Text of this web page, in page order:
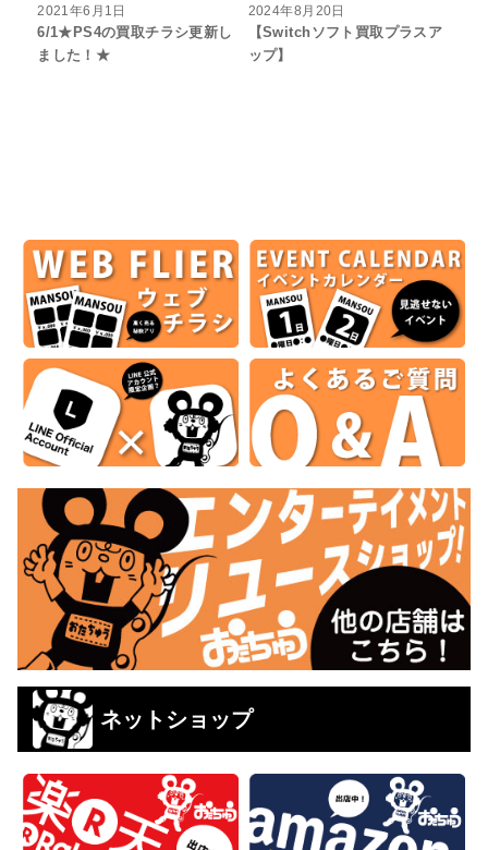
2021年6月1日
6/1★PS4の買取チラシ更新し
ました！★
2024年8月20日
【Switchソフト買取プラスア
ップ】
ネットショップ